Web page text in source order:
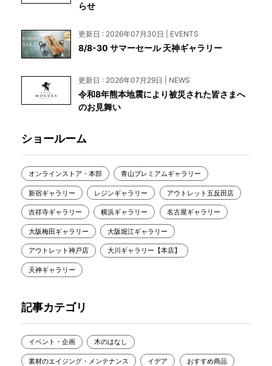
らせ
更新日 : 2026年07月30日 | EVENTS
8/8-30 サマーセール 天神ギャラリー
更新日 : 2026年07月29日 | NEWS
令和8年熊本地震により被災された皆さまへ
のお見舞い
ショールーム
オンラインストア・本部 青山プレミアムギャラリー
新宿ギャラリー レジンギャラリー アウトレット五反田店
吉祥寺ギャラリー 横浜ギャラリー 名古屋ギャラリー
大阪梅田ギャラリー 大阪堀江ギャラリー
アウトレット神戸店 大川ギャラリー【本店】
天神ギャラリー
記事カテゴリ
イベント・企画 木のはなし
素材のエイジング・メンテナンス イデア おすすめ商品